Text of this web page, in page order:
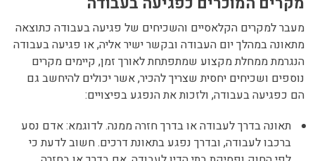
מעבר למקרים הקלאסיים והשכיחים של פגיעה בעבודה כתוצאה
מתאונה במהלך יום העבודה ובקשר ישיר אליה, או פגיעה בעבודה
הנגרמת ממחלת מקצוע שמתפתחת לאורך זמן, קיימים מקרים
נוספים ושכיחים יחסית שצריך להכיר, אשר יכולים להיחשב גם
הם כפגיעה בעבודה, ולזכות את הנפגע בפיצויים:
תאונה בדרך לעבודה או בדרך חזרה ממנה. לדוגמא: אדם נסע
ברכבו לעבודה, ובדרך נפגע בתאונת דרכים. חשוב לדעת כי